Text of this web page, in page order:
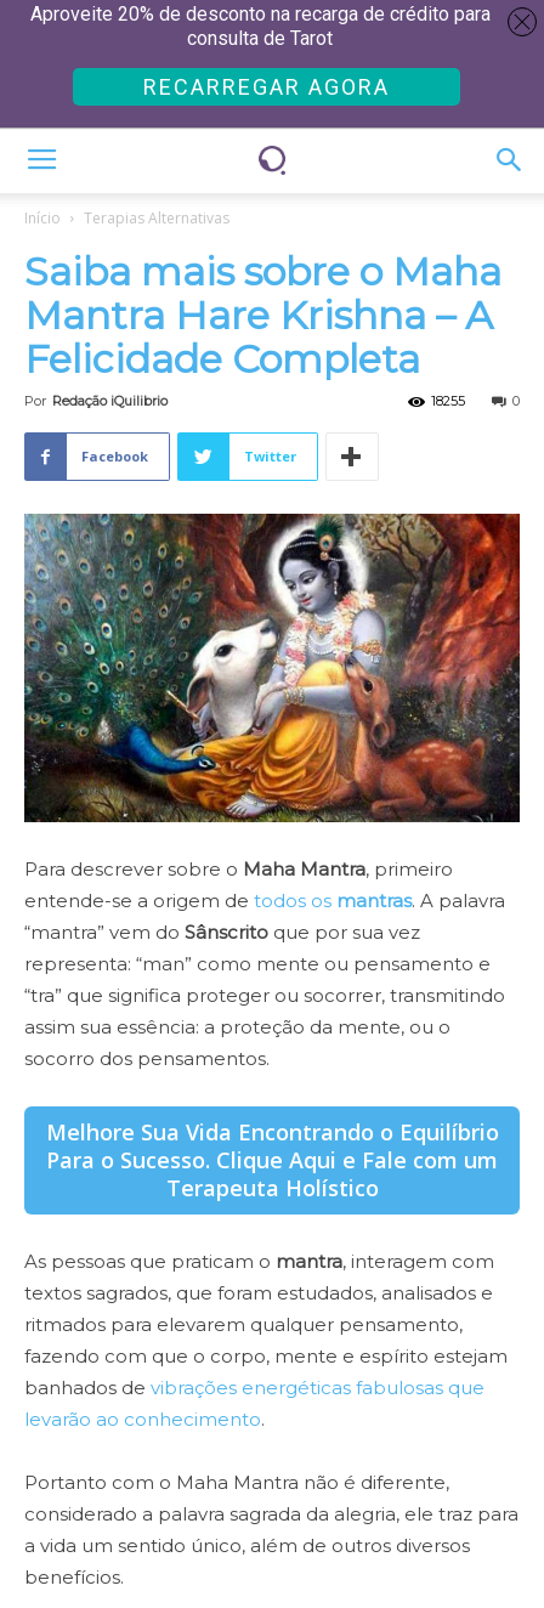
Início Terapias Alternativas
Saiba mais sobre o Maha
Mantra Hare Krishna – A
Felicidade Completa
Por Redação iQuilibrio 0
18255
Facebook Twitter
Para descrever sobre o Maha Mantra, primeiro
entende-se a origem de todos os mantras. A palavra
“mantra” vem do Sânscrito que por sua vez
representa: “man” como mente ou pensamento e
“tra” que significa proteger ou socorrer, transmitindo
assim sua essência: a proteção da mente, ou o
socorro dos pensamentos.
Melhore Sua Vida Encontrando o Equilíbrio
Para o Sucesso. Clique Aqui e Fale com um
Terapeuta Holístico
As pessoas que praticam o mantra, interagem com
textos sagrados, que foram estudados, analisados e
ritmados para elevarem qualquer pensamento,
fazendo com que o corpo, mente e espírito estejam
banhados de vibrações energéticas fabulosas que
levarão ao conhecimento.
Portanto com o Maha Mantra não é diferente,
considerado a palavra sagrada da alegria, ele traz para
a vida um sentido único, além de outros diversos
benefícios.
Aproveite 20% de desconto na recarga de crédito para
consulta de Tarot
RECARREGAR AGORA